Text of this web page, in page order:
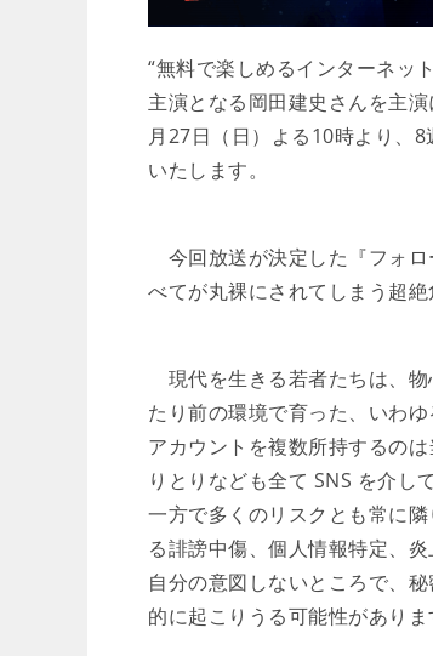
“無料で楽しめるインターネッ
主演となる岡田建史さんを主
月27日（日）よる10時より、
いたします。
今回放送が決定した『フォ
べてが丸裸にされてしまう超絶
現代を生きる若者たちは、
たり前の環境で育った、いわ
アカウントを複数所持するの
りとりなども全て SNS を介し
一方で多くのリスクとも常に
る誹謗中傷、個人情報特定、
自分の意図しないところで、
的に起こりうる可能性がありま